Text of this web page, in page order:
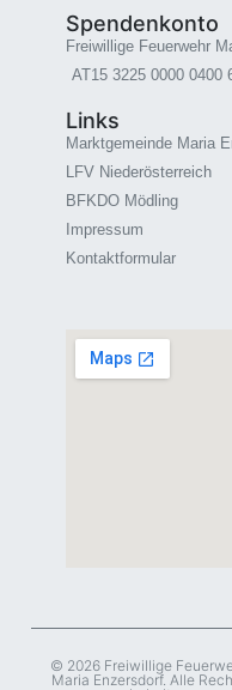
Spendenkonto
Freiwillige Feuerwehr
AT15 3225 0000 0400
Links
Marktgemeinde Maria
LFV Niederösterreich
BFKDO Mödling
Impressum
Kontaktformular
© 2026 Freiwillige
Maria Enzersdorf. Alle